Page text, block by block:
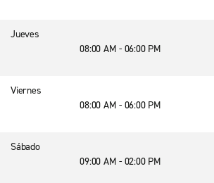
Jueves
08:00 AM - 06:00 PM
Viernes
08:00 AM - 06:00 PM
Sábado
09:00 AM - 02:00 PM